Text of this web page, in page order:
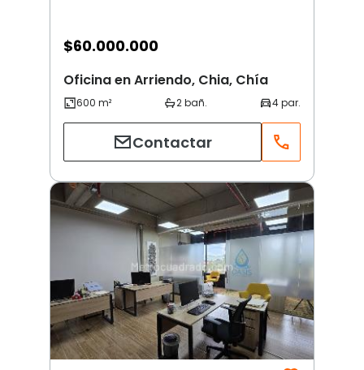
$60.000.000
Oficina en Arriendo, Chia, Chía
Contactar